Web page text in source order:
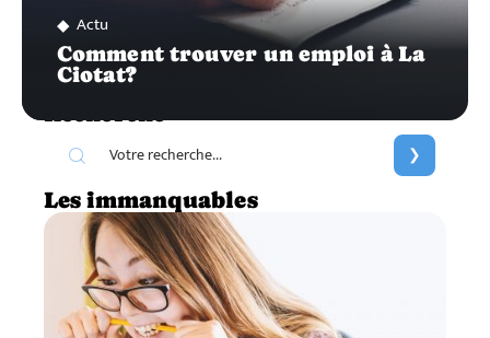
Actu
Comment trouver un emploi à La
Ciotat?
Recherche
Les immanquables